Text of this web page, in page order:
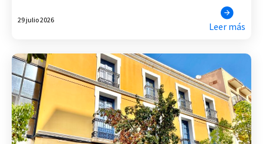
29 julio 2026
Leer más